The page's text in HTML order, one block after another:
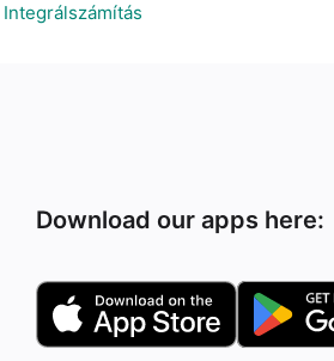
Integrálszámítás
Download our apps here: